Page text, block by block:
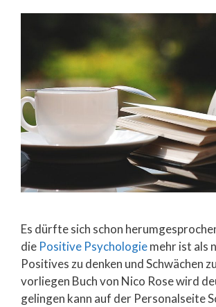
Es dürfte sich schon
die Positive Psychologiemehr ist als
Positives zu denken und Schwächen
vorliegen Buch von Nico Rose wird
gelingen kann auf der Personalseite